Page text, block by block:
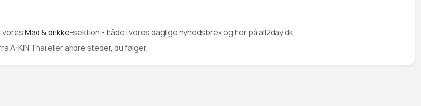
i voresMad & drikke-sektion - både i vores daglige nyhedsbrev og her på all2day.dk.
A-KIN Thai eller andre steder, du følger.